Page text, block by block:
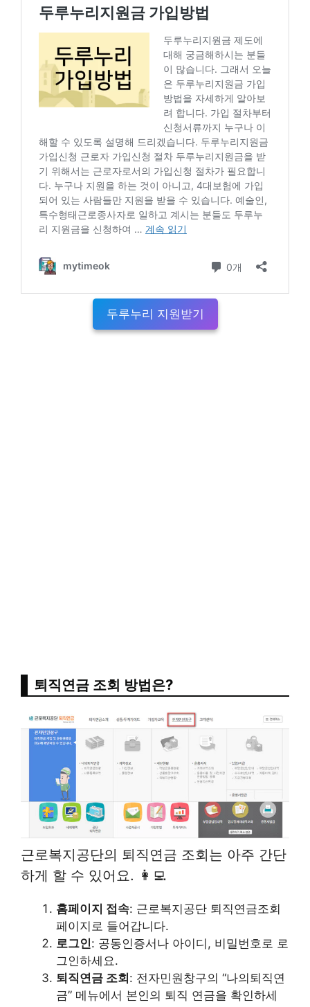
두루누리 지원받기
퇴직연금 조회 방법은?
근로복지공단의 퇴직연금 조회는 아주 간단
하게 할 수 있어요. 👩‍💻
홈페이지 접속: 근로복지공단 퇴직연금조회
페이지로 들어갑니다.
로그인: 공동인증서나 아이디, 비밀번호로 로
그인하세요.
퇴직연금 조회: 전자민원창구의 “나의퇴직연
금” 메뉴에서 본인의 퇴직 연금을 확인하세